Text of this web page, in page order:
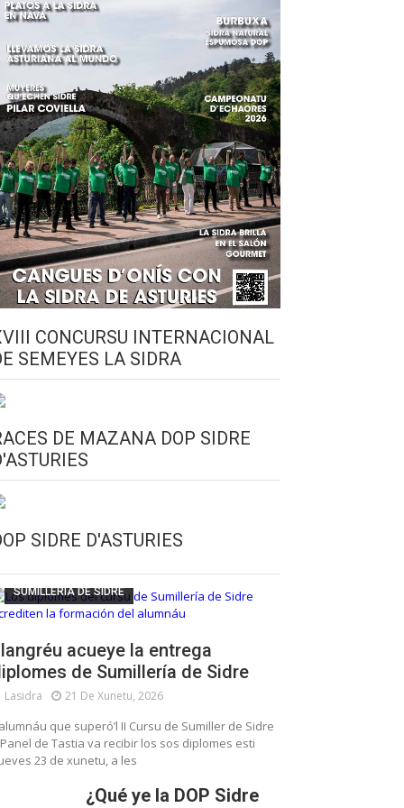
CONCURSU INTERNACIONAL
SEMEYES LA SIDRA
DE MAZANA DOP SIDRE
SIDRE D'ASTURIES
ESCUELA DE SUMILLERÍA DE LA SIDRE
SUMILLERÍA DE SIDRE
acueye la entrega
de Sumillería de Sidre
Lasidra 21 De Xunetu, 2026
que superó’l II Cursu de Sumiller de Sidre
de Tastia va recibir los sos diplomes esti
23 de xunetu, a les
¿Qué ye la DOP Sidre